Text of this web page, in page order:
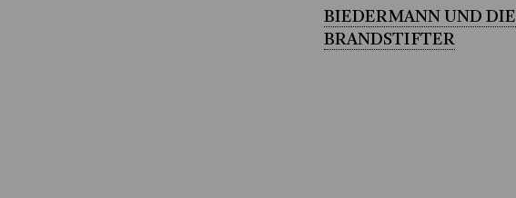
BIEDERMANN UND DIE
BRANDSTIFTER